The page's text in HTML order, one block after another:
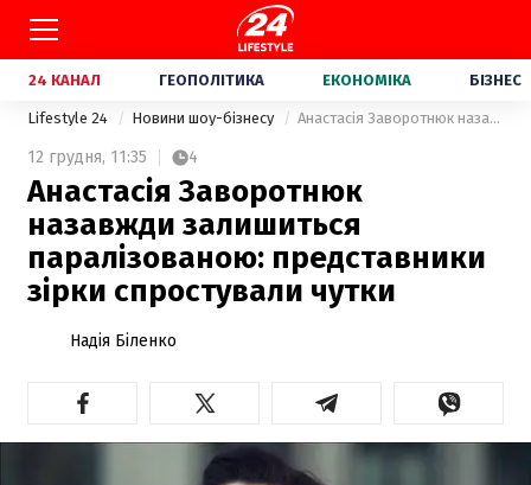
24 КАНАЛ ГЕОПОЛІТИКА ЕКОНОМІКА БІЗНЕС
Lifestyle 24 Новини шоу-бізнесу Анастасія Заворотнюк назавжди залишиться паралізованою: представники зірки спростували чутки
12 грудня, 11:35 4
Анастасія Заворотнюк
назавжди залишиться
паралізованою: представники
зірки спростували чутки
Надія Біленко